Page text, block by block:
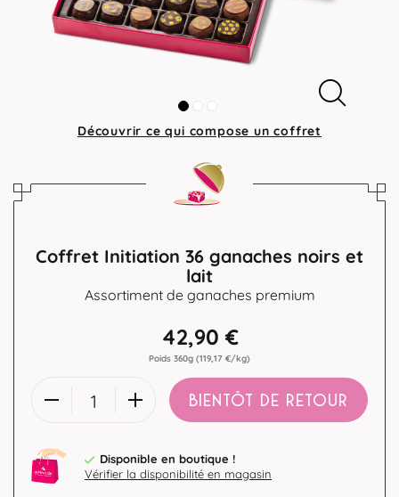
Découvrir ce qui compose un coffret
Coffret Initiation 36 ganaches noirs et
lait
Assortiment de ganaches premium
42,90 €
Poids 360g (119,17 €/kg)
BIENTÔT DE RETOUR
Disponible en boutique !
Vérifier la disponibilité en magasin